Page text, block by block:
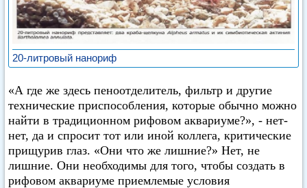
20-литровый нанориф
«А где же здесь пеноотделитель, фильтр и другие
технические приспособления, которые обычно можно
найти в традиционном рифовом аквариуме?», - нет-
нет, да и спросит тот или иной коллега, критические
прищурив глаз. «Они что же лишние?» Нет, не
лишние. Они необходимы для того, чтобы создать в
рифовом аквариуме приемлемые условия